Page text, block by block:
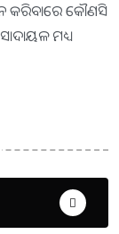
କରିବାରେ କୌଣସି
ମଧ୍ୟ